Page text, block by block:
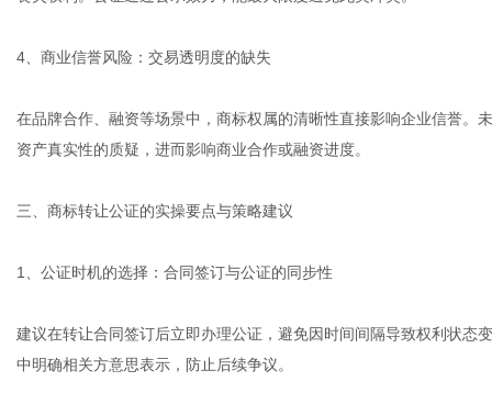
4、商业信誉风险：交易透明度的缺失
在品牌合作、融资等场景中，商标权属的清晰性直接影响企业信誉。
资产真实性的质疑，进而影响商业合作或融资进度。
三、商标转让公证的实操要点与策略建议
1、公证时机的选择：合同签订与公证的同步性
建议在转让合同签订后立即办理公证，避免因时间间隔导致权利状态
中明确相关方意思表示，防止后续争议。